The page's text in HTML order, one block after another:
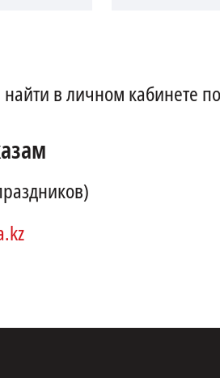
в личном кабинете